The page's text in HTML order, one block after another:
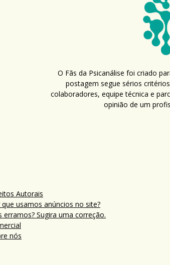
O Fãs da Psicanálise foi criado
postagem segue sérios
colaboradores, equipe técnica e
opinião de um
Autorais
que usamos anúncios no site?
erramos? Sugira uma correção.
nós